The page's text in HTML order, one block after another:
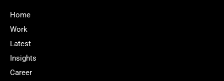
Home
Work
Latest
Insights
Career